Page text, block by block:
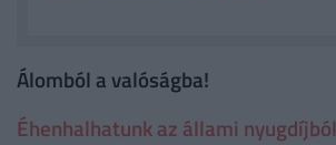
Álomból a valóságba!
Éhenhalhatunk az állami nyugdíjból